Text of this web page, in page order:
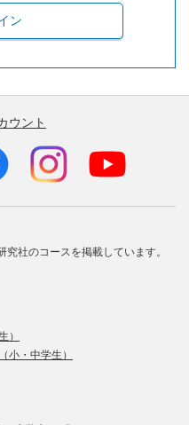
ン
ウント
社のコースを掲載しています。
）
小・中学生）